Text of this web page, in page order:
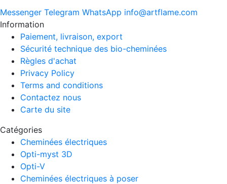
Messenger Telegram WhatsApp info@artflame.com
Information
Paiement, livraison, export
Sécurité technique des bio-cheminées
Règles d'achat
Privacy Policy
Terms and conditions
Contactez nous
Carte du site
Catégories
Cheminées électriques
Opti-myst 3D
Opti-V
Cheminées électriques à poser